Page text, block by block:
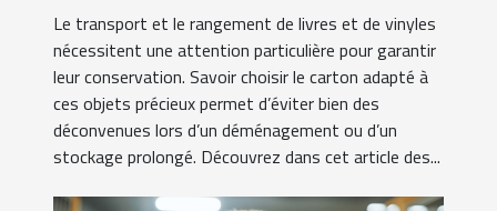
Le transport et le rangement de livres et de vinyles
nécessitent une attention particulière pour garantir
leur conservation. Savoir choisir le carton adapté à
ces objets précieux permet d’éviter bien des
déconvenues lors d’un déménagement ou d’un
stockage prolongé. Découvrez dans cet article des...